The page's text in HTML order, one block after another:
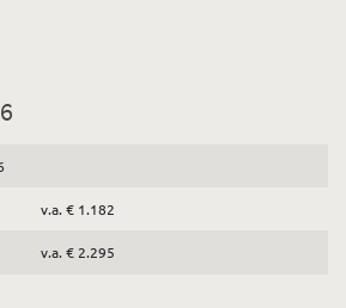
v.a. € 1.182
v.a. € 2.295